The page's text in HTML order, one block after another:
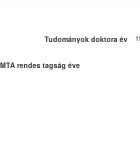
Tudományok doktora év
MTA rendes tagság éve